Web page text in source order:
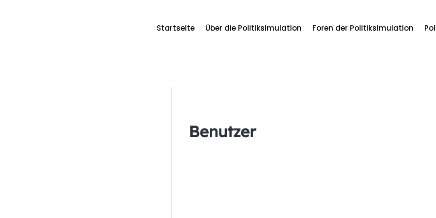
Startseite Über die Politiksimulation Foren der Politiksimulation
Benutzer